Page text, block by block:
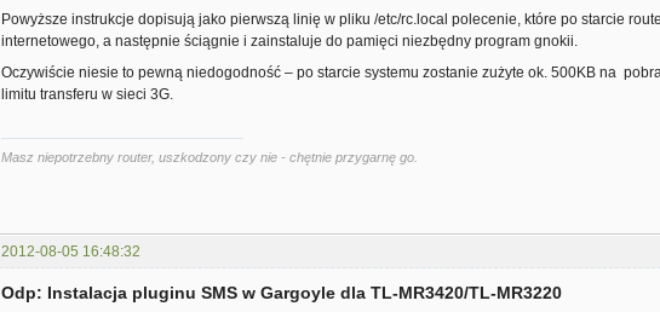
Powyższe instrukcje dopisują jako pierwszą linię w pliku /etc/rc.local polecenie, które po starcie
internetowego, a następnie ściągnie i zainstaluje do pamięci niezbędny program gnokii.
Oczywiście niesie to pewną niedogodność – po starcie systemu zostanie zużyte ok. 500KB na
limitu transferu w sieci 3G.
Masz niepotrzebny router, uszkodzony czy nie - chętnie przygarnę go.
2012-08-05 16:48:32
Odp: Instalacja pluginu SMS w Gargoyle dla TL-MR3420/TL-MR3220